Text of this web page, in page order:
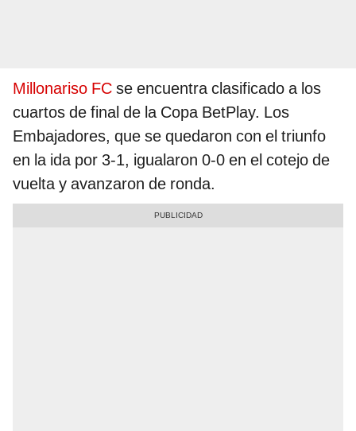
Millonariso FC se encuentra clasificado a los
cuartos de final de la Copa BetPlay. Los
Embajadores, que se quedaron con el triunfo
en la ida por 3-1, igualaron 0-0 en el cotejo de
vuelta y avanzaron de ronda.